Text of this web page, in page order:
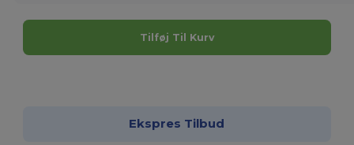
Tilføj Til Kurv
Ekspres Tilbud